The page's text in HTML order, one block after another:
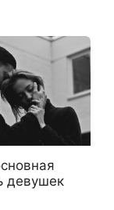
девушек